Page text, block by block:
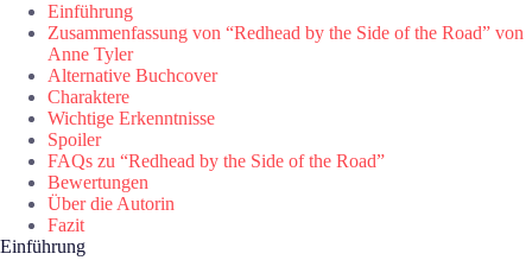
Einführung
Zusammenfassung von “Redhead by the Side of the Road” von
Anne Tyler
Alternative Buchcover
Charaktere
Wichtige Erkenntnisse
Spoiler
FAQs zu “Redhead by the Side of the Road”
Bewertungen
Über die Autorin
Fazit
Einführung